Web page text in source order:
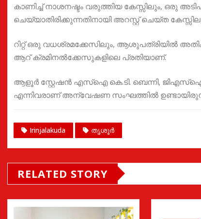
കാണിച്ച് നാശനഷ്ടം വരുത്തിയ കേസ്സിലും, ഒരു
ചെയ്യാതിരിക്കുന്നതിനായി അറസ്റ്റ് ചെയ്ത
റിറ്റ് ഒരു വധശ്രമക്കേസിലും, ആശുപത്രിയിൽ
ആറ് ക്രമിനൽക്കേസുകളിലെ പ്രതിയാണ്.
ആളൂർ സ്റ്റേഷൻ എസ്ഐ കെ.ടി. ബെന്നി, ജിഎസ്ഐ
എന്നിവരാണ് അന്വേഷണ സംഘത്തിൽ
Irinjalakuda തൃശൂർ
RELATED STORY